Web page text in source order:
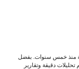
منذ خمس سنوات. بفضل
دقيقة وتقارير